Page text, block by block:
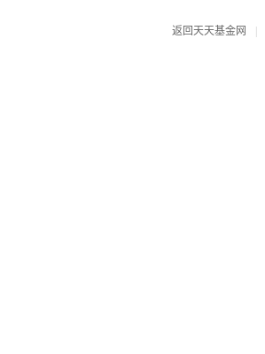
返回天天基金网